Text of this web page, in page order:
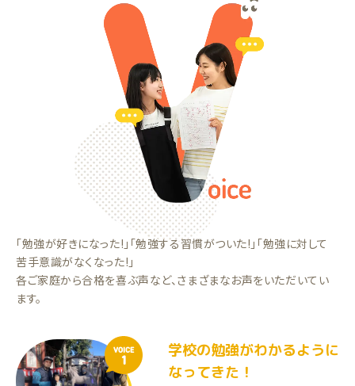
「勉強が好きになった!」「勉強する習慣がついた!」「勉強に対して
苦手意識がなくなった!」
各ご家庭から合格を喜ぶ声など、さまざまなお声をいただいてい
ます。
VOICE
1
学校の勉強がわかるように
なってきた！